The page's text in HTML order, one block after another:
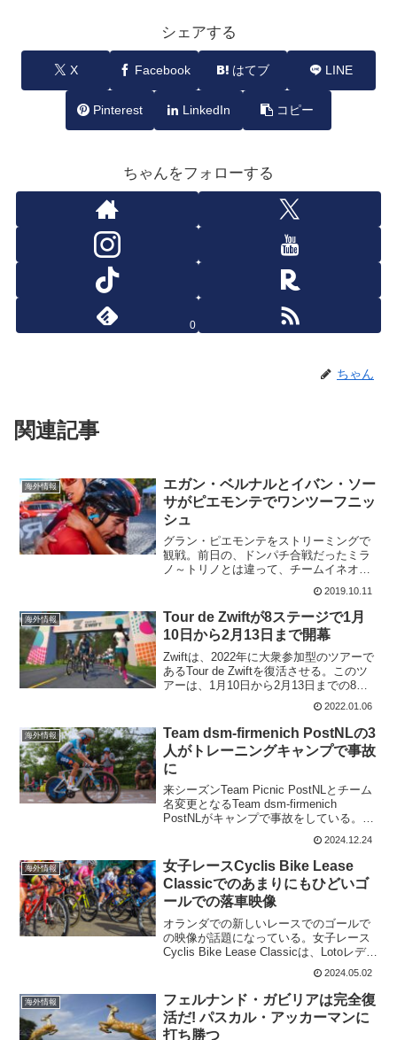
シェアする
X Facebook はてブ LINE
Pinterest LinkedIn コピー
ちゃんをフォローする
0
ちゃん
関連記事
海外情報
エガン・ベルナルとイバン・ソー
サがピエモンテでワンツーフニッ
シュ
グラン・ピエモンテをストリーミングで
観戦。前日の、ドンパチ合戦だったミラ
ノ～トリノとは違って、チームイネオス
のグランツールばりの集団支配が目立っ
たレースだった。モビスターはリチャ
ル・カラパス。UAEはダン・マーティ
ン。BORAはエマヌエル・...
2019.10.11
海外情報
Tour de Zwiftが8ステージで1月
10日から2月13日まで開幕
Zwiftは、2022年に大衆参加型のツアーで
あるTour de Zwiftを復活させる。このツ
アーは、1月10日から2月13日までの8つ
のステージで行われる。今年の新機能
は、平日と週末に予定されている乗車時
間の配分の変更だ。Tour de...
2022.01.06
海外情報
Team dsm-firmenich PostNLの3
人がトレーニングキャンプで事故
に
来シーズンTeam Picnic PostNLとチーム
名変更となるTeam dsm-firmenich
PostNLがキャンプで事故をしている。巻
き込まれたのは クリス・ハミルトン オス
カー・オンリー ティム・ナーバーマンこ
のうちクリス・ハ...
2024.12.24
海外情報
女子レースCyclis Bike Lease
Classicでのあまりにもひどいゴ
ールでの落車映像
オランダでの新しいレースでのゴールで
の映像が話題になっている。女子レース
Cyclis Bike Lease Classicは、Lotoレディ
ースサイクリングカップの第3戦として開
催された。5月1日にハンメで開催される
まったく新しい女子レース...
2024.05.02
海外情報
フェルナンド・ガビリアは完全復
活だ! パスカル・アッカーマンに
打ち勝つ